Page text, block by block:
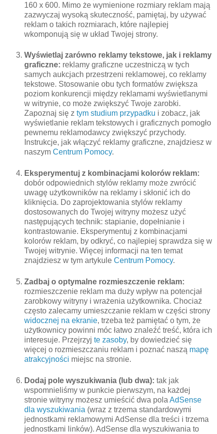
160 x 600. Mimo że wymienione rozmiary reklam mają
zazwyczaj wysoką skuteczność, pamiętaj, by używać
reklam o takich rozmiarach, które najlepiej
wkomponują się w układ Twojej strony.
Wyświetlaj zarówno reklamy tekstowe, jak i reklamy
graficzne: reklamy graficzne uczestniczą w tych
samych aukcjach przestrzeni reklamowej, co reklamy
tekstowe. Stosowanie obu tych formatów zwiększa
poziom konkurencji między reklamami wyświetlanymi
w witrynie, co może zwiększyć Twoje zarobki.
Zapoznaj się z tym studium przypadku i zobacz, jak
wyświetlanie reklam tekstowych i graficznych pomogło
pewnemu reklamodawcy zwiększyć przychody.
Instrukcje, jak włączyć reklamy graficzne, znajdziesz w
naszym Centrum Pomocy.
Eksperymentuj z kombinacjami kolorów reklam:
dobór odpowiednich stylów reklamy może zwrócić
uwagę użytkowników na reklamy i skłonić ich do
kliknięcia. Do zaprojektowania stylów reklamy
dostosowanych do Twojej witryny możesz użyć
następujących technik: stapianie, dopełnianie i
kontrastowanie. Eksperymentuj z kombinacjami
kolorów reklam, by odkryć, co najlepiej sprawdza się w
Twojej witrynie. Więcej informacji na ten temat
znajdziesz w tym artykule Centrum Pomocy.
Zadbaj o optymalne rozmieszczenie reklam:
rozmieszczenie reklam ma duży wpływ na potencjał
zarobkowy witryny i wrażenia użytkownika. Chociaż
często zalecamy umieszczanie reklam w części strony
widocznej na ekranie, trzeba też pamiętać o tym, że
użytkownicy powinni móc łatwo znaleźć treść, która ich
interesuje. Przejrzyj te zasoby, by dowiedzieć się
więcej o rozmieszczaniu reklam i poznać naszą mapę
atrakcyjności miejsc na stronie.
Dodaj pole wyszukiwania (lub dwa): tak jak
wspomnieliśmy w punkcie pierwszym, na każdej
stronie witryny możesz umieścić dwa pola AdSense
dla wyszukiwania (wraz z trzema standardowymi
jednostkami reklamowymi AdSense dla treści i trzema
jednostkami linków). AdSense dla wyszukiwania to